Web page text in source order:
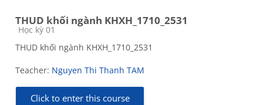
THUD khối ngành KHXH_1710_2531
Course category
Học kỳ 01
THUD khối ngành KHXH_1710_2531
Teacher: Nguyen Thi Thanh TAM
Click to enter this course